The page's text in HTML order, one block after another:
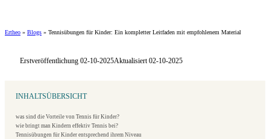
Ertheo » Blogs » Tennisübungen für Kinder: Ein kompletter Leitfaden mit empfohlenem Material
Erstveröffentlichung 02-10-2025Aktualisiert 02-10-2025
INHALTSÜBERSICHT
was sind die Vorteile von Tennis für Kinder?
wie bringt man Kindern effektiv Tennis bei?
Tennisübungen für Kinder entsprechend ihrem Niveau